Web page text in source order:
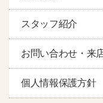
スタッフ紹介
お問い合わせ・来
個人情報保護方針